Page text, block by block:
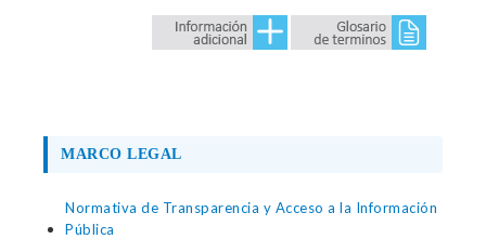
MARCO LEGAL
Normativa de Transparencia y Acceso a la Información
Pública